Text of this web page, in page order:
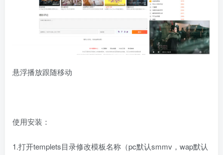
悬浮播放跟随移动
使用安装：
1.打开templets目录修改模板名称（pc默认smmv，wap默认